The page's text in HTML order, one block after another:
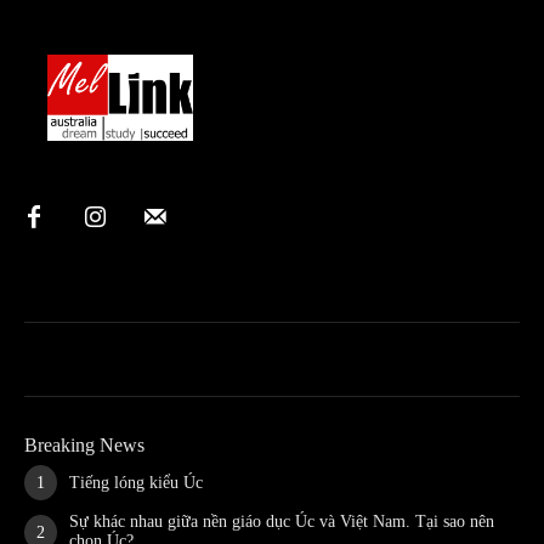
Breaking News
Tiếng lóng kiểu Úc
Sự khác nhau giữa nền giáo dục Úc và Việt Nam. Tại sao nên